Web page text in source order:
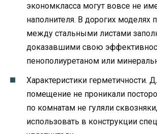
экономкласса могут вовсе не
наполнителя. В дорогих моделях
между стальными листами
доказавшими свою
пенополиуретаном или
Характеристики герметичности.
помещение не проникали
по комнатам не гуляли
использовать в конструкции